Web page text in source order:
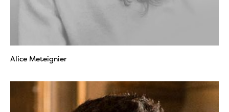
Alice Meteignier